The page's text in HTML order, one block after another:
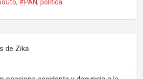
, #PAN, política
de Zika